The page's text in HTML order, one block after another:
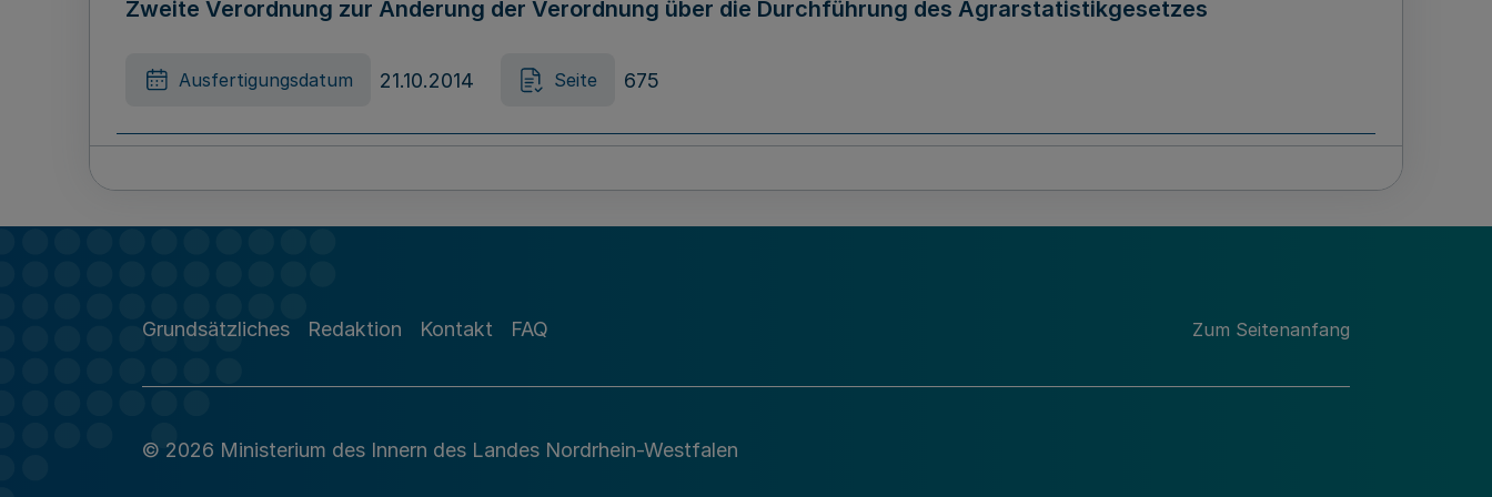
Zweite Verordnung zur Änderung der Verordnung über die Durchführung des Agrarstatistikgesetzes
Ausfertigungsdatum 21.10.2014 Seite 675
Erste Verordnung zur Änderung der Verordnung über die Schiffbarkeit von Gewässern
Grundsätzliches Redaktion Kontakt FAQ Zum Seitenanfang
© 2026 Ministerium des Innern des Landes Nordrhein-Westfalen